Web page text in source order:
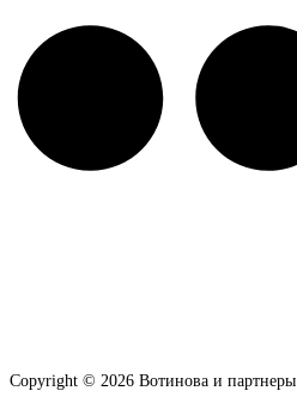
Copyright © 2026 Вотинова и партнеры